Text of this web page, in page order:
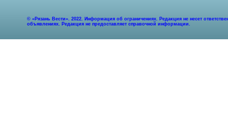
© «Рязань Вести». 2022. Информация об ограничениях. Редакция не несет
объявлениях. Редакция не предоставляет справочной информации.